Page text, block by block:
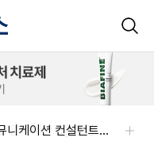
주식회사 제뉴원사이언스-[제뉴원사이언스] 품질관리약사 모집(경력무관)주식회사 에일리크-메디컬 커뮤니케이션 컨설턴트(Associate) / 메디컬라이터 채용